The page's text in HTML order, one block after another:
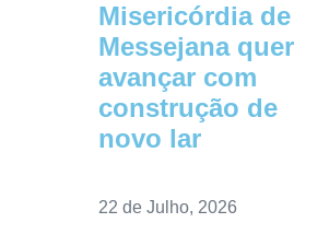
Misericórdia de
Messejana quer
avançar com
construção de
novo lar
22 de Julho, 2026